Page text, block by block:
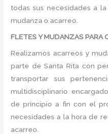
todas sus necesidades a
mudanza o acarreo.
FLETES Y MUDANZAS PARA
Realizamos acarreos y
parte de Santa Rita con
transportar sus
multidisciplinario
de principio a fin con el
necesidades a la hora de
acarreo.